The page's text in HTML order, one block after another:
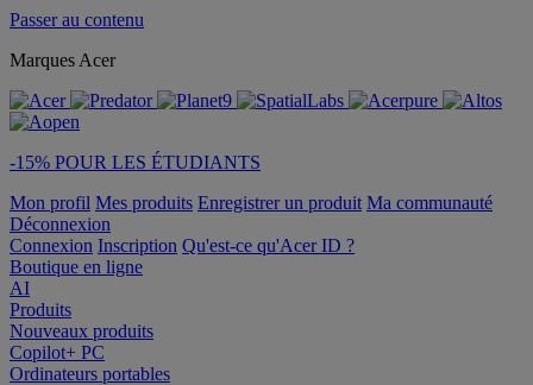
Passer au contenu
Marques Acer
-15% POUR LES ÉTUDIANTS
Mon profil Mes produits Enregistrer un produit Ma communauté
Déconnexion
Connexion Inscription Qu'est-ce qu'Acer ID ?
Boutique en ligne
AI
Produits
Nouveaux produits
Copilot+ PC
Ordinateurs portables